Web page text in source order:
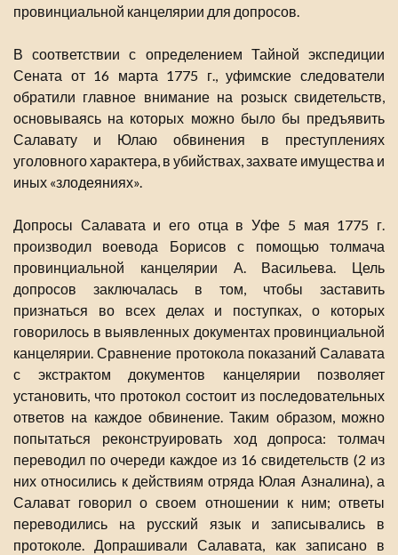
провинциальной канцелярии для допросов.
В соответствии с определением Тайной экспедиции
Сената от 16 марта 1775 г., уфимские следователи
обратили главное внимание на розыск свидетельств,
основываясь на которых можно было бы предъявить
Салавату и Юлаю обвинения в преступлениях
уголовного характера, в убийствах, захвате имущества и
иных «злодеяниях».
Допросы Салавата и его отца в Уфе 5 мая 1775 г.
производил воевода Борисов с помощью толмача
провинциальной канцелярии А. Васильева. Цель
допросов заключалась в том, чтобы заставить
признаться во всех делах и поступках, о которых
говорилось в выявленных документах провинциальной
канцелярии. Сравнение протокола показаний Салавата
с экстрактом документов канцелярии позволяет
установить, что протокол состоит из последовательных
ответов на каждое обвинение. Таким образом, можно
попытаться реконструировать ход допроса: толмач
переводил по очереди каждое из 16 свидетельств (2 из
них относились к действиям отряда Юлая Азналина), а
Салават говорил о своем отношении к ним; ответы
переводились на русский язык и записывались в
протоколе. Допрашивали Салавата, как записано в